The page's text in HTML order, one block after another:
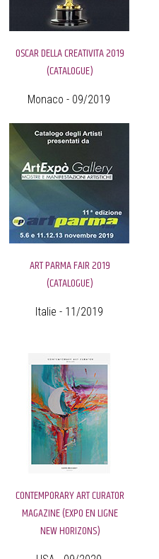
OSCAR DELLA CREATIVITA 2019
(CATALOGUE)
Monaco - 09/2019
ART PARMA FAIR 2019
(CATALOGUE)
Italie - 11/2019
CONTEMPORARY ART CURATOR
MAGAZINE (EXPO EN LIGNE
NEW HORIZONS)